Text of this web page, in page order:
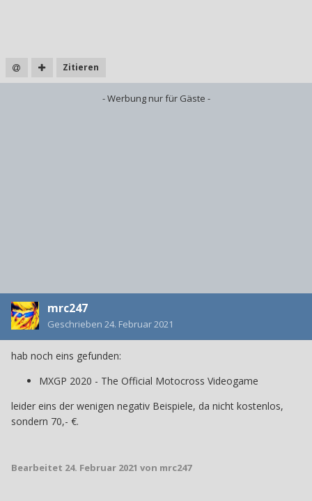
Zitieren
- Werbung nur für Gäste -
mrc247
Geschrieben 24. Februar 2021
hab noch eins gefunden:
MXGP 2020 - The Official Motocross Videogame
leider eins der wenigen negativ Beispiele, da nicht kostenlos,
sondern 70,- €.
Bearbeitet 24. Februar 2021 von mrc247